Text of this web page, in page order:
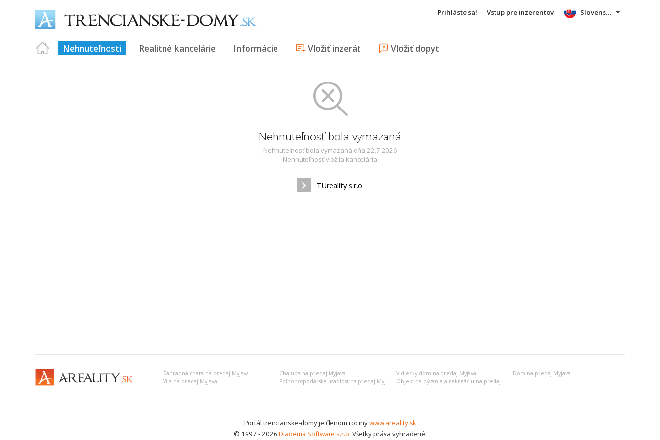
Prihláste sa! Vstup pre inzerentov
Nehnuteľnosti Realitné kancelárie Informácie Vložiť inzerát Vložiť dopyt
Slovensky
Nehnuteľnosť bola vymazaná
Nehnuteľnosť bola vymazaná dňa 22.7.2026
Nehnuteľnosť vložila kancelária
TUreality s.r.o.
Záhradná chata na predaj Myjava Chalupa na predaj Myjava Vidiecky dom na predaj Myjava
Dom na predaj Myjava
Vila na predaj Myjava
Poľnohospodárska usadlosť na predaj Myjava Objekt na bývanie a rekreáciu na predaj Myjava
Portál trencianske-domy je členom rodinywww.areality.sk
© 1997 - 2026 Diadema Software s.r.o. Všetky práva vyhradené.